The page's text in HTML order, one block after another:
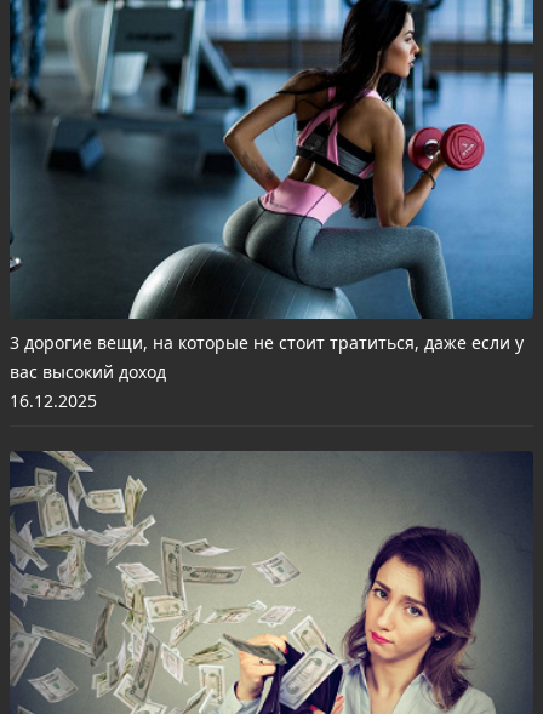
3 дорогие вещи, на которые не стоит тратиться, даже если у
вас высокий доход
16.12.2025